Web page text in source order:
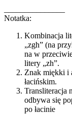
Notatka:
Kombinacja
„zgh” (na
na w
litery „zh”.
Znak miękki i
łacińskim.
Transliteracja
odbywa się
po łacinie